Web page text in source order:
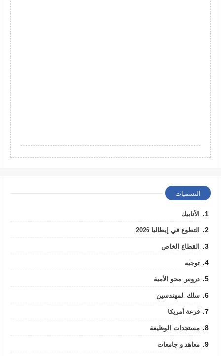
التسميات
الأنابيك
التطوع في إيطاليا 2026
القطاع الخاص
توجيه
دروس محو الأمية
سلك المهندسين
قرعة أمريكا
مستجدات الوظيفة
معاهد و جامعات